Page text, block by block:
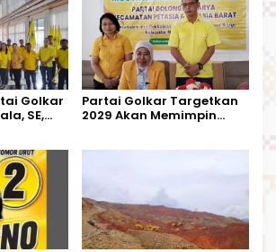
Golkar
SE,
Partai Golkar Targetkan
2029 Akan Memimpin